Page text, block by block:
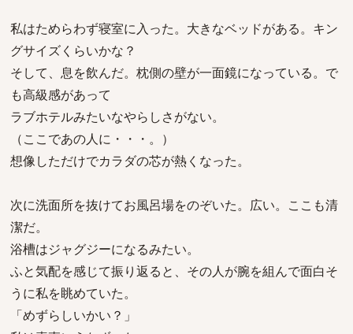
私はためらわず寝室に入った。大きなベッドがある。キン
グサイズくらいかな？
そして、息を飲んだ。枕側の壁が一面鏡になっている。で
も高級感があって
ラブホテルみたいなやらしさがない。
（ここであの人に・・・。）
想像しただけでカラダの芯が熱くなった。
次に洗面所を抜けてお風呂場をのぞいた。広い。ここも清
潔だ。
浴槽はジャグジーになるみたい。
ふと気配を感じて振り返ると、その人が腕を組んで面白そ
うに私を眺めていた。
「めずらしいかい？」